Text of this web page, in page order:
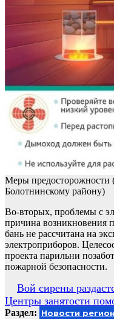
Меры
Болотнинскому району)
Во-вторых, проблемы с
причина возникновения
бань не рассчитана на
электроприборов.
проекта парильни
пожарной безопасности.
Навигация
по
Вой сирены
Центры занятости
Раздел: Новости